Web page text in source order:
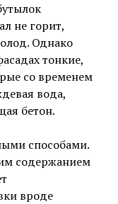
не горит,
Однако
тонкие,
со временем
вода,
бетон.
способами.
содержанием
вроде